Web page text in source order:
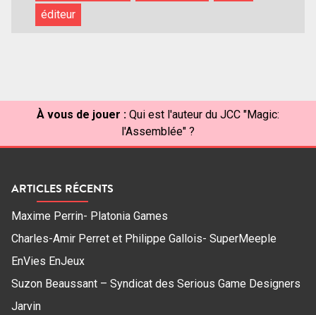
éditeur
À vous de jouer : Qui est l'auteur du JCC "Magic:
l'Assemblée" ?
ARTICLES RÉCENTS
Maxime Perrin- Platonia Games
Charles-Amir Perret et Philippe Gallois- SuperMeeple
EnVies EnJeux
Suzon Beaussant – Syndicat des Serious Game Designers
Jarvin